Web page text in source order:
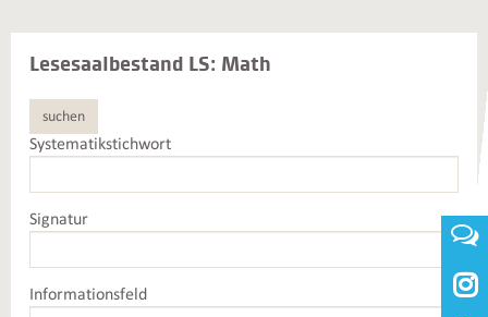
Lesesaalbestand LS: Math
suchen
Systematikstichwort
Signatur
Informationsfeld 